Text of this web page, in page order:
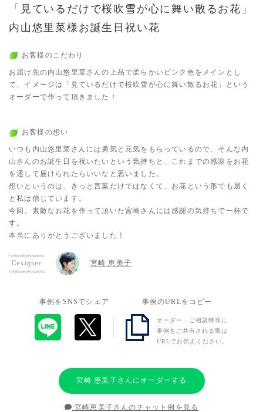
「見ているだけで桜吹雪が心に舞い散るお花」
内山悠里菜様お誕生日祝い花
お客様のこだわり
お届け先の内山悠里菜さんの上品で柔らかいピンク色をメインとし
て、イメージは「見ているだけで桜吹雪が心に舞い散るお花」という
オーダーで作って頂きました！
お客様の想い
いつも内山悠里菜さんには勇気と元気をもらっているので、そんな内
山さんのお誕生日を祝いたいという気持ちと、これまでの感謝をお花
を通して届けられたらいいなと思いました。
想いというのは、きっと言葉だけではなくて、お花という形でも届く
と私は信じています。
今回、素敵なお花を作って頂いた宮崎さんには感謝の気持ちで一杯で
す。
本当にありがとうございました！
Designer 宮崎 恵美子
事例をSNSでシェア 事例のURLをコピー
オーダー・ご相談時等に
事例をご共有される際は
URLでお伝えください。
宮崎 恵美子さんにオーダーする
宮崎恵美子さんのチャット例を見る